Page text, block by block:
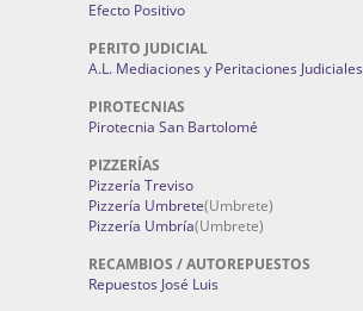
Efecto Positivo
PERITO JUDICIAL
A.L. Mediaciones y Peritaciones Judiciales
PIROTECNIAS
Pirotecnia San Bartolomé
PIZZERÍAS
Pizzería Treviso
Pizzería Umbrete(Umbrete)
Pizzería Umbría(Umbrete)
RECAMBIOS / AUTOREPUESTOS
Repuestos José Luis